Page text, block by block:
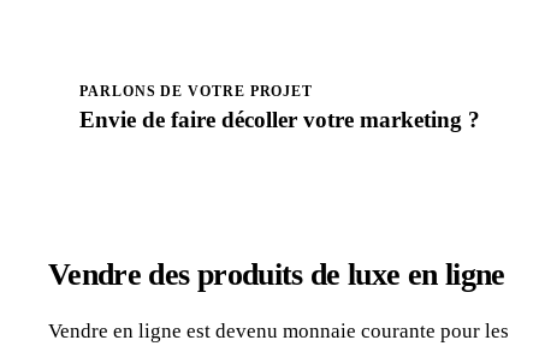
PARLONS DE VOTRE PROJET
Envie de faire décoller votre marketing ?
Vendre des produits de luxe en ligne
Vendre en ligne est devenu monnaie courante pour les